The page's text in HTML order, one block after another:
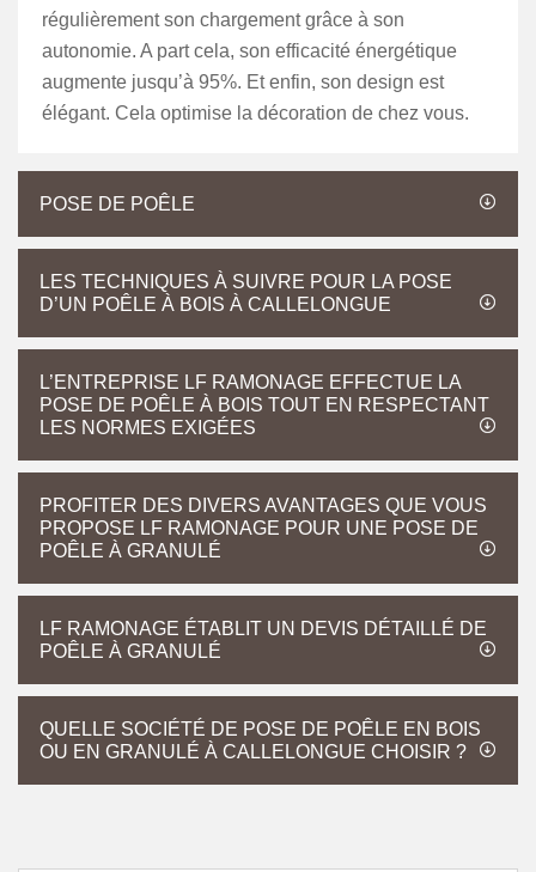
régulièrement son chargement grâce à son
autonomie. A part cela, son efficacité énergétique
augmente jusqu’à 95%. Et enfin, son design est
élégant. Cela optimise la décoration de chez vous.
POSE DE POÊLE
LES TECHNIQUES À SUIVRE POUR LA POSE
D’UN POÊLE À BOIS À CALLELONGUE
L’ENTREPRISE LF RAMONAGE EFFECTUE LA
POSE DE POÊLE À BOIS TOUT EN RESPECTANT
LES NORMES EXIGÉES
PROFITER DES DIVERS AVANTAGES QUE VOUS
PROPOSE LF RAMONAGE POUR UNE POSE DE
POÊLE À GRANULÉ
LF RAMONAGE ÉTABLIT UN DEVIS DÉTAILLÉ DE
POÊLE À GRANULÉ
QUELLE SOCIÉTÉ DE POSE DE POÊLE EN BOIS
OU EN GRANULÉ À CALLELONGUE CHOISIR ?